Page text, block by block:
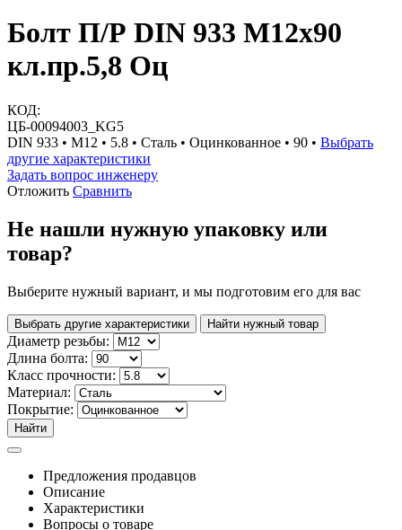
Болт П/Р DIN 933 М12х90
кл.пр.5,8 Оц
КОД:
ЦБ-00094003_KG5
DIN 933 • М12 • 5.8 • Сталь • Оцинкованное • 90 • Выбрать
другие характеристики
Задать вопрос инженеру
Отложить Сравнить
Не нашли нужную упаковку или
товар?
Выберите нужный вариант, и мы подготовим его для вас
Выбрать другие характеристики Найти нужный товар
Диаметр резьбы:
Длина болта:
Класс прочности:
Материал:
Покрытие:
Найти
Предложения продавцов
Описание
Характеристики
Вопросы о товаре